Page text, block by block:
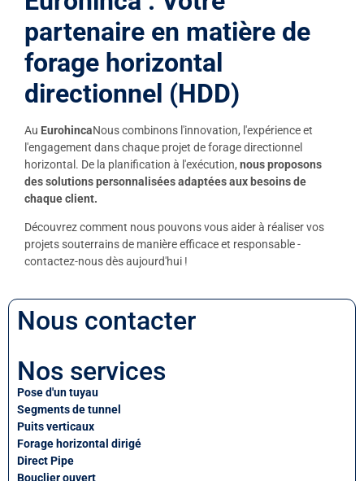
partenaire en matière de
forage horizontal
directionnel (HDD)
Au EurohincaNous combinons l'innovation, l'expérience et
l'engagement dans chaque projet de forage directionnel
horizontal. De la planification à l'exécution, nous proposons
des solutions personnalisées adaptées aux besoins de
chaque client.
Découvrez comment nous pouvons vous aider à réaliser vos
projets souterrains de manière efficace et responsable -
contactez-nous dès aujourd'hui !
Nous contacter
Nos services
Pose d'un tuyau
Segments de tunnel
Puits verticaux
Forage horizontal dirigé
Direct Pipe
Bouclier ouvert